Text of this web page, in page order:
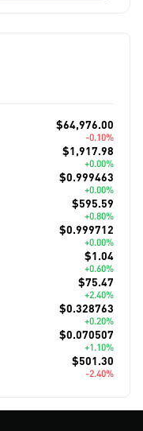
$64,976.00
-0.10%
$1,917.98
+0.00%
$0.999463
+0.00%
$595.59
+0.80%
$0.999712
+0.00%
$1.04
+0.60%
$75.47
+2.40%
$0.328763
+0.20%
$0.070507
+1.10%
$501.30
-2.40%